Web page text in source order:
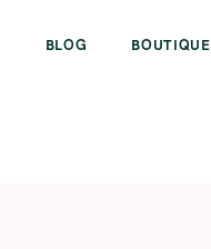
BLOG BOUTIQUE